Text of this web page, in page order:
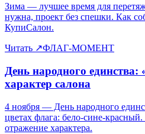
Зима — лучшее время для
нужна, проект без спешки. Как
КупиСалон.
Читать ↗ФЛАГ-МОМЕНТ
День народного
характер салона
4 ноября — День народного
цветах флага: бело-сине-
отражение характера.